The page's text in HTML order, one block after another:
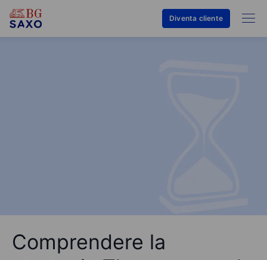
Diventa cliente
Comprendere la